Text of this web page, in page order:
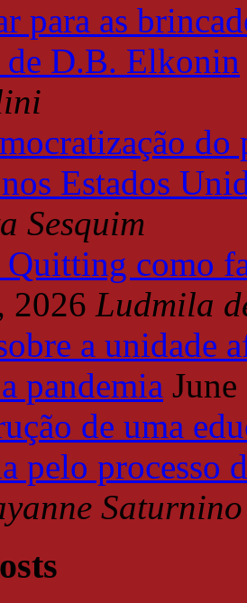
para as
de D.B. Elkonin
do
Estados
Sesquim
como
2026 Ludmila
a unidade
pandemia
de uma
pelo processo